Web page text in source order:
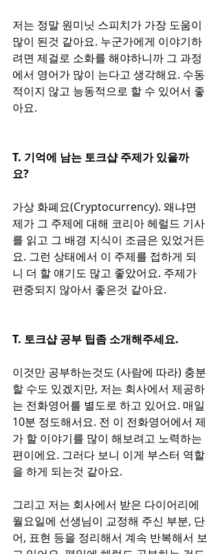
저는 정말 원미닛 스피치가 가장 도움이
많이 된것 같아요. 누군가에게 이야기하
려면 제걸로 소화를 해야하니까 그 과정
에서 영어가 많이 는다고 생각해요. 수동
적이지 않고 능동적으로 할 수 있어서 좋
아요.
T. 기억에 남는 토크샵 주제가 있을까
요?
가상 화폐요(Cryptocurrency). 왜냐면
제가 그 주제에 대해 코리아 헤럴드 기사
를 읽고 그 배경 지식이 조금은 있었거든
요. 그런 상태에서 이 주제를 접하게 되
니 더 할 얘기도 많고 좋았어요. 주제가
편중되지 않아서 좋은것 같아요.
T. 토크샵 공부 팁좀 소개해주세요.
이것만 공부하는것도 (사람에 따라) 충분
할 수도 있겠지만, 저는 회사에서 제공하
는 전화영어를 별도로 하고 있어요. 매일
10분 정도해서요. 전 이 전화영어에서 제
가 할 이야기를 많이 해보려고 노력하는
편이에요. 그러다 보니 이게 부스터 역할
을 하게 되는것 같아요.
그리고 저는 회사에서 받은 다이어리에
월요일에 선생님이 교정해 주신 부분, 단
어, 표현 등을 정리해서 계속 반복해서 보